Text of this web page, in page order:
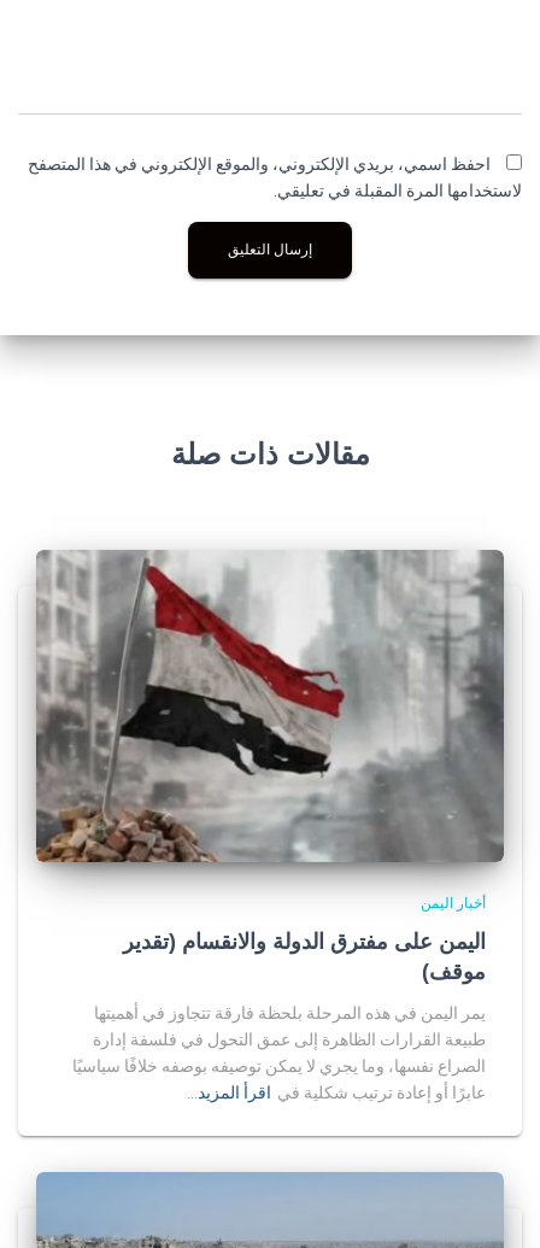
احفظ اسمي، بريدي الإلكتروني، والموقع الإلكتروني في هذا المتصفح
لاستخدامها المرة المقبلة في تعليقي.
مقالات ذات صلة
أخبار اليمن
اليمن على مفترق الدولة والانقسام (تقدير
موقف)
يمر اليمن في هذه المرحلة بلحظة فارقة تتجاوز في أهميتها
طبيعة القرارات الظاهرة إلى عمق التحول في فلسفة إدارة
الصراع نفسها، وما يجري لا يمكن توصيفه بوصفه خلافًا سياسيًا
عابرًا أو إعادة ترتيب شكلية في اقرأ المزيد…